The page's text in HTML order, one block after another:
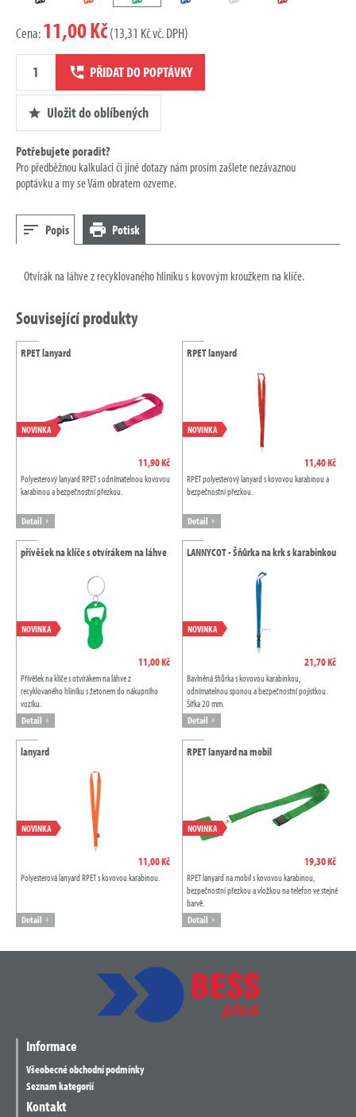
Cena:11,00 Kč(13,31 Kč vč. DPH)
Množství
poptávky
PŘIDAT DO POPTÁVKY
Uložit do oblíbených
Potřebujete poradit?
Pro předběžnou kalkulaci či jiné dotazy nám prosím zašlete nezávaznou
poptávku a my se Vám obratem ozveme.
Popis Potisk
Otvírák na láhve z recyklovaného hliníku s kovovým kroužkem na klíče.
Související produkty
RPET lanyard
NOVINKA
11,90 Kč
Polyesterový lanyard RPET s odnímatelnou kovovou
karabinou a bezpečnostní přezkou.
Detail
RPET lanyard
NOVINKA
11,40 Kč
RPET polyesterový lanyard s kovovou karabinou a
bezpečnostní přezkou.
Detail
přívěšek na klíče s otvírákem na láhve
NOVINKA
11,00 Kč
Přívěšek na klíče s otvírákem na láhve z
recyklovaného hliníku s žetonem do nákupního
vozíku.
Detail
LANNYCOT - Šňůrka na krk s karabinkou
NOVINKA
21,70 Kč
Bavlněná šňůrka s kovovou karabinkou,
odnímatelnou sponou a bezpečnostní pojistkou.
Šířka 20 mm.
Detail
lanyard
NOVINKA
11,00 Kč
Polyesterová lanyard RPET s kovovou karabinou.
Detail
RPET lanyard na mobil
NOVINKA
19,30 Kč
RPET lanyard na mobil s kovovou karabinou,
bezpečnostní přezkou a vložkou na telefon ve stejné
barvě.
Detail
Informace
Všeobecné obchodní podmínky
Seznam kategorií
Kontakt